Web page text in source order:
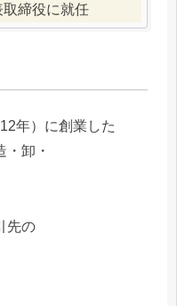
役に就任
年）に創業した
卸・
先の